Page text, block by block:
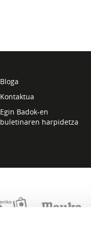
Bloga
Kontaktua
Egin Badok-en
buletinaren harpidetza